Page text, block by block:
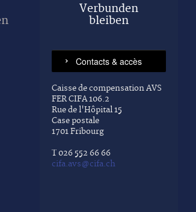
Verbunden
bleiben
Caisse de compensation AVS
FER CIFA 106.2
Rue de l'Hôpital 15
Case postale
1701 Fribourg
T 026 552 66 66
cifa.avs@cifa.ch